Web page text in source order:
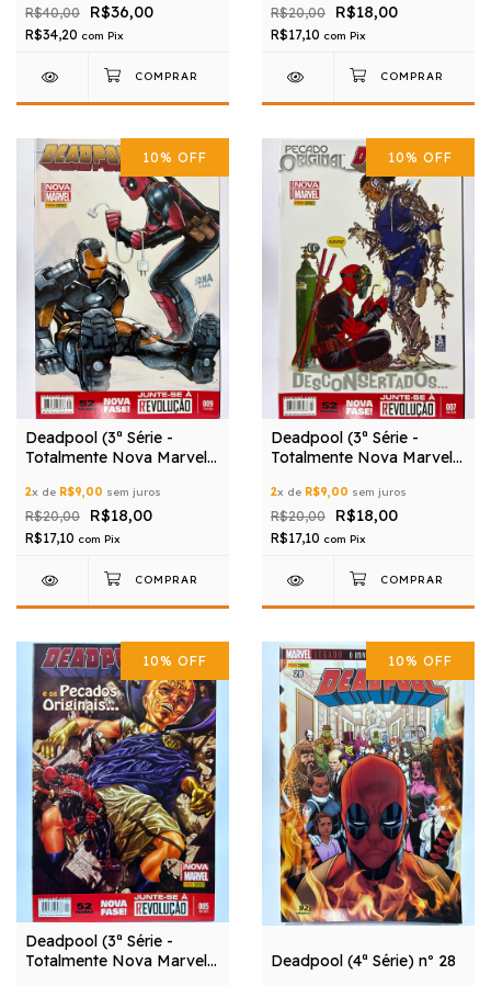
R$40,00 R$36,00
R$34,20 com Pix
R$20,00 R$18,00
R$17,10 com Pix
10% OFF
Deadpool (3ª Série -
Totalmente Nova Marvel)
2x de R$9,00 sem juros
R$20,00 R$18,00
R$17,10 com Pix
10% OFF
Deadpool (3ª Série -
Totalmente Nova Marvel)
2x de R$9,00 sem juros
R$20,00 R$18,00
R$17,10 com Pix
10% OFF
Deadpool (3ª Série -
Totalmente Nova Marvel)
10% OFF
Deadpool (4ª Série) nº 28